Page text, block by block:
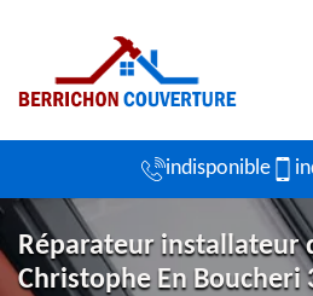
indisponible
Réparateur installateur
Christophe En Boucheri